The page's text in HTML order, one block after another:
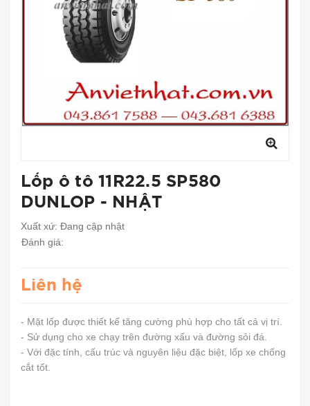
Lốp ô tô 11R22.5 SP580
DUNLOP - NHẬT
Xuất xứ: Đang cập nhật
Đánh giá:
Liên hệ
- Mặt lốp được thiết kế tăng cường phù hợp cho tất cả vị trí.
- Sử dụng cho xe chạy trên đường xấu và đường sỏi đá.
- Với đặc tính, cấu trúc và nguyên liệu đặc biệt, lốp xe chống
cắt tốt.